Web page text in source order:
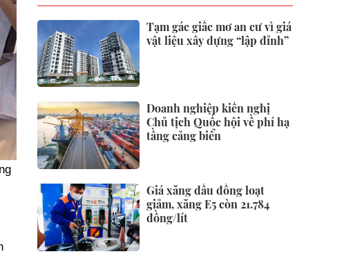
Tạm gác giấc mơ an cư vì giá
vật liệu xây dựng “lập đỉnh”
Doanh nghiệp kiến nghị
Chủ tịch Quốc hội về phí hạ
tầng cảng biển
Giá xăng dầu đồng loạt
giảm, xăng E5 còn 21.784
đồng/lít